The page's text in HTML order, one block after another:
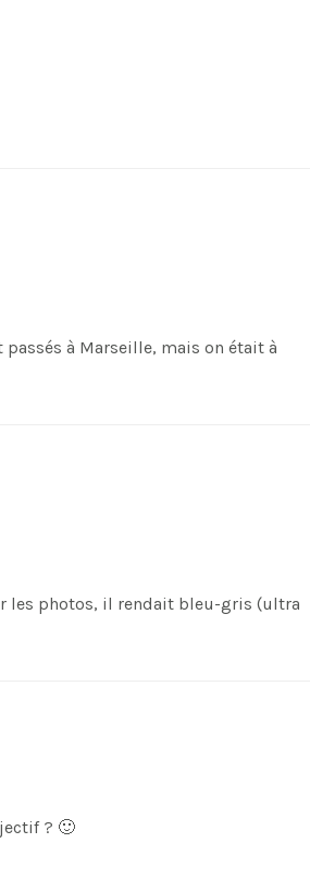
à Marseille, mais on était à
les photos, il rendait bleu-gris (ultra
? 🙂